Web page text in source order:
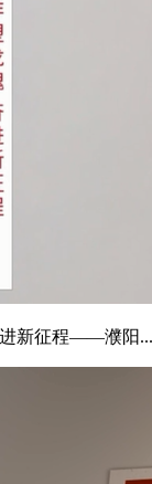
进新征程——濮阳...